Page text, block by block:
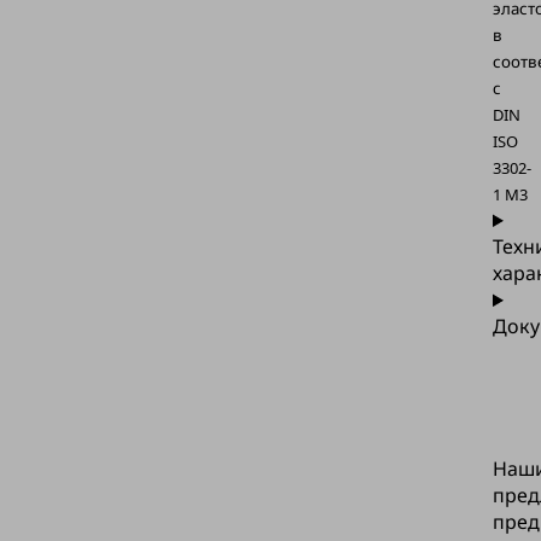
в
с
DIN
ISO
3302-
1 M3